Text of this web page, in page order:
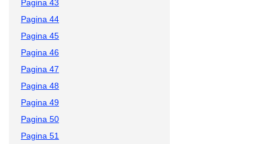
Pagina 43
Pagina 44
Pagina 45
Pagina 46
Pagina 47
Pagina 48
Pagina 49
Pagina 50
Pagina 51